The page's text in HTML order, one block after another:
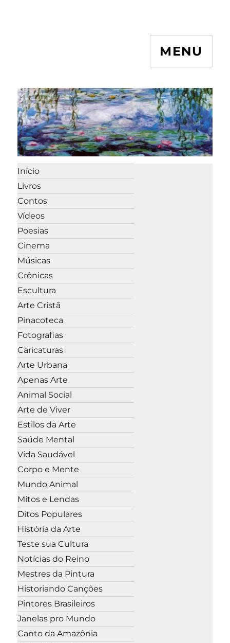
MENU
Início
Livros
Contos
Vídeos
Poesias
Cinema
Músicas
Crônicas
Escultura
Arte Cristã
Pinacoteca
Fotografias
Caricaturas
Arte Urbana
Apenas Arte
Animal Social
Arte de Viver
Estilos da Arte
Saúde Mental
Vida Saudável
Corpo e Mente
Mundo Animal
Mitos e Lendas
Ditos Populares
História da Arte
Teste sua Cultura
Notícias do Reino
Mestres da Pintura
Historiando Canções
Pintores Brasileiros
Janelas pro Mundo
Canto da Amazônia